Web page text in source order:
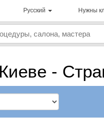
Русский Нужны
-